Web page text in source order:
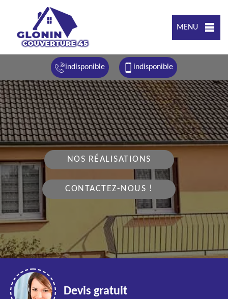
MENU
indisponible indisponible
NOS RÉALISATIONS
CONTACTEZ-NOUS !
Devis gratuit